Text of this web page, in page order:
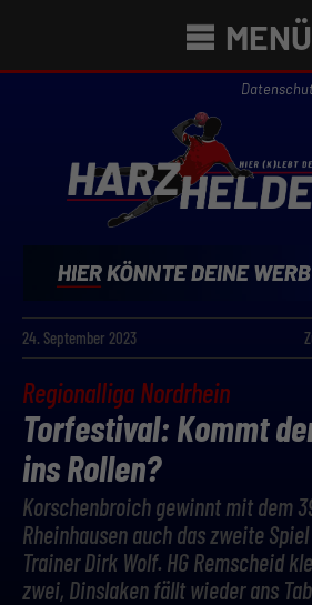
MENÜ
24. September 2023
Regionalliga Nordrhein
Torfestival: Kommt
ins Rollen?
Korschenbroich gewinnt mit dem
Rheinhausen auch das zweite
Trainer Dirk Wolf. HG Remscheid
zwei, Dinslaken fällt wieder ans